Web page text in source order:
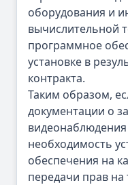
оборудования и
вычислительной
программное
установке в
контракта.
Таким образом,
документации о
необходимость
обеспечения на
передачи прав на